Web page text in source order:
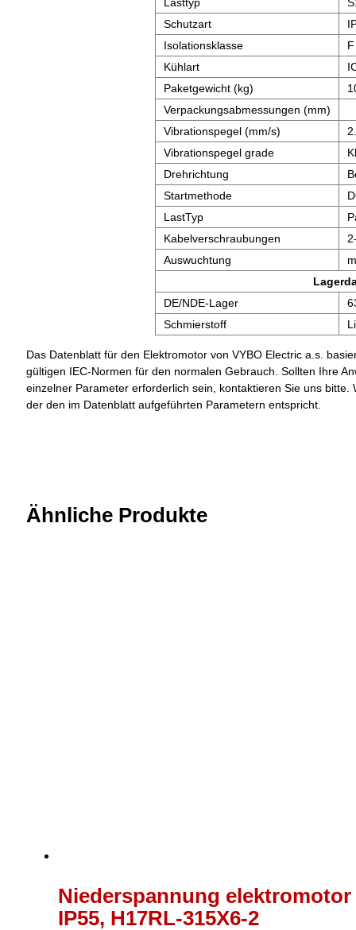
Schutzart
Isolationsklasse
F
Kühlart
Paketgewicht (kg)
Verpackungsabmessungen (mm)
Vibrationspegel (mm/s)
Vibrationspegel grade
Drehrichtung
Startmethode
LastTyp
Kabelverschraubungen
Auswuchtung
DE/NDE-Lager
Schmierstoff
Das Datenblatt für den Elektromotor von VYBO Electric a.s.
gültigen IEC-Normen für den normalen Gebrauch. Sollten Ihre
einzelner Parameter erforderlich sein, kontaktieren Sie uns
der den im Datenblatt aufgeführten Parametern entspricht.
Ähnliche Produkte
Niederspannung elektromotor
IP55, H17RL-315X6-2